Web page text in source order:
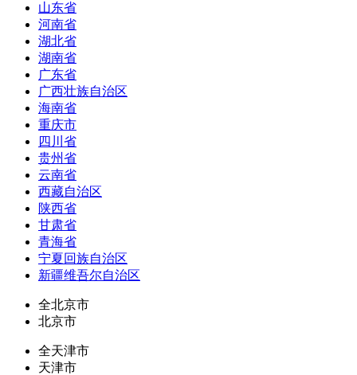
山东省
河南省
湖北省
湖南省
广东省
广西壮族自治区
海南省
重庆市
四川省
贵州省
云南省
西藏自治区
陕西省
甘肃省
青海省
宁夏回族自治区
新疆维吾尔自治区
全北京市
北京市
全天津市
天津市